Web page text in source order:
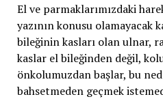
El ve parmaklarımızdaki
yazının konusu olamayacak
bileğinin kasları olan ulnar,
kaslar el bileğinden değil,
önkolumuzdan başlar, bu
bahsetmeden geçmek